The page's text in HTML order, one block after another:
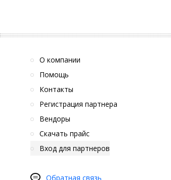
О компании
Помощь
Контакты
Регистрация партнера
Вендоры
Скачать прайс
Вход для партнеров
Обратная связь